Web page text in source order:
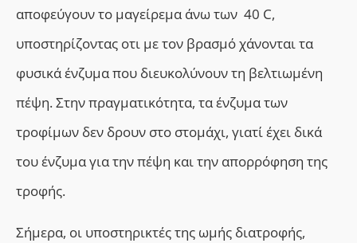
αποφεύγουν το μαγείρεμα άνω των 40 C,
υποστηρίζοντας οτι με τον βρασμό χάνονται τα
φυσικά ένζυμα που διευκολύνουν τη βελτιωμένη
πέψη. Στην πραγματικότητα, τα ένζυμα των
τροφίμων δεν δρουν στο στομάχι, γιατίέχει δικά
του ένζυμα για την πέψη και την απορρόφηση της
τροφής.
Σήμερα, οι υποστηρικτές της ωμής διατροφής,